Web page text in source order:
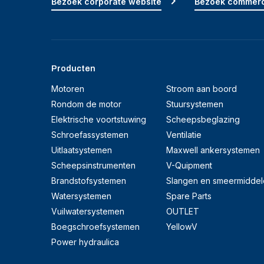
Producten
Motoren
Rondom de motor
Elektrische voortstuwing
Schroefassystemen
Uitlaatsystemen
Scheepsinstrumenten
Brandstofsystemen
Watersystemen
Vuilwatersystemen
Boegschroefsystemen
Power hydraulica
Stroom aan boord
Stuursystemen
Scheepsbeglazing
Ventilatie
Maxwell ankersystemen
V-Quipment
Slangen en
Spare Parts
OUTLET
YellowV